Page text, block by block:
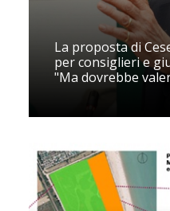
La proposta di
per consiglieri e
"Ma dovrebbe